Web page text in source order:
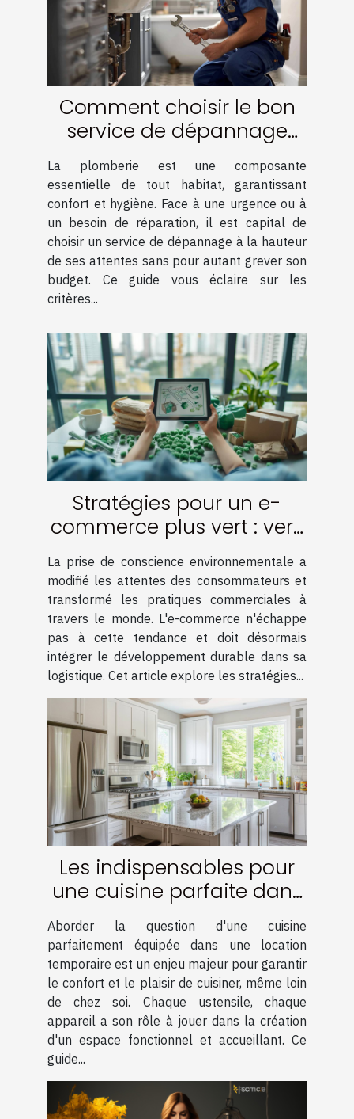
Comment choisir le bon
service de dépannage
plomberie à petit prix
La plomberie est une composante
essentielle de tout habitat, garantissant
confort et hygiène. Face à une urgence ou à
un besoin de réparation, il est capital de
choisir un service de dépannage à la hauteur
de ses attentes sans pour autant grever son
budget. Ce guide vous éclaire sur les
critères...
Stratégies pour un e-
commerce plus vert : vers
une logistique durable
La prise de conscience environnementale a
modifié les attentes des consommateurs et
transformé les pratiques commerciales à
travers le monde. L'e-commerce n'échappe
pas à cette tendance et doit désormais
intégrer le développement durable dans sa
logistique. Cet article explore les stratégies...
Les indispensables pour
une cuisine parfaite dans
une location temporaire
Aborder la question d'une cuisine
parfaitement équipée dans une location
temporaire est un enjeu majeur pour garantir
le confort et le plaisir de cuisiner, même loin
de chez soi. Chaque ustensile, chaque
appareil a son rôle à jouer dans la création
d'un espace fonctionnel et accueillant. Ce
guide...